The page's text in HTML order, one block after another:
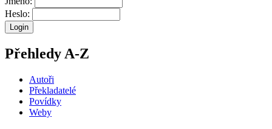
Heslo:
Přehledy A-Z
Autoři
Překladatelé
Povídky
Weby